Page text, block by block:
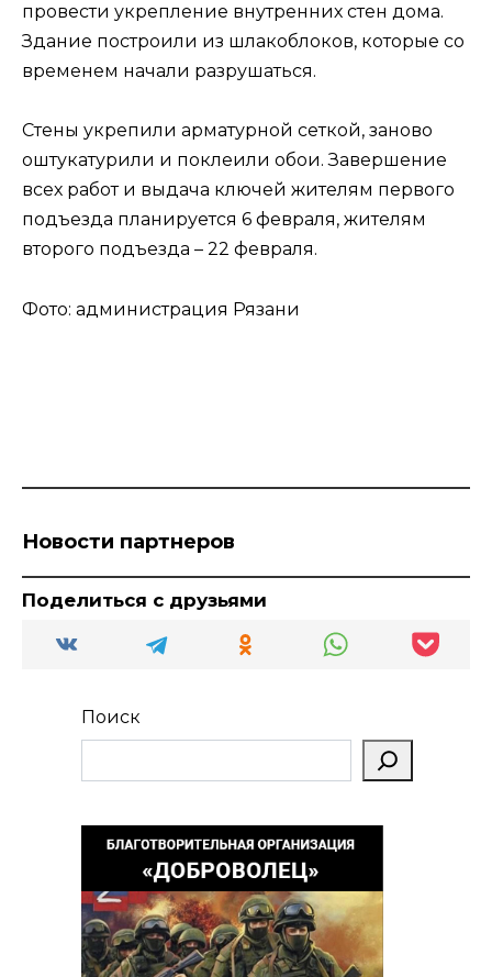
провести укрепление внутренних стен дома.
Здание построили из шлакоблоков, которые со
временем начали разрушаться.
Стены укрепили арматурной сеткой, заново
оштукатурили и поклеили обои. Завершение
всех работ и выдача ключей жителям первого
подъезда планируется 6 февраля, жителям
второго подъезда – 22 февраля.
Фото: администрация Рязани
Новости партнеров
Поделиться с друзьями
Поиск